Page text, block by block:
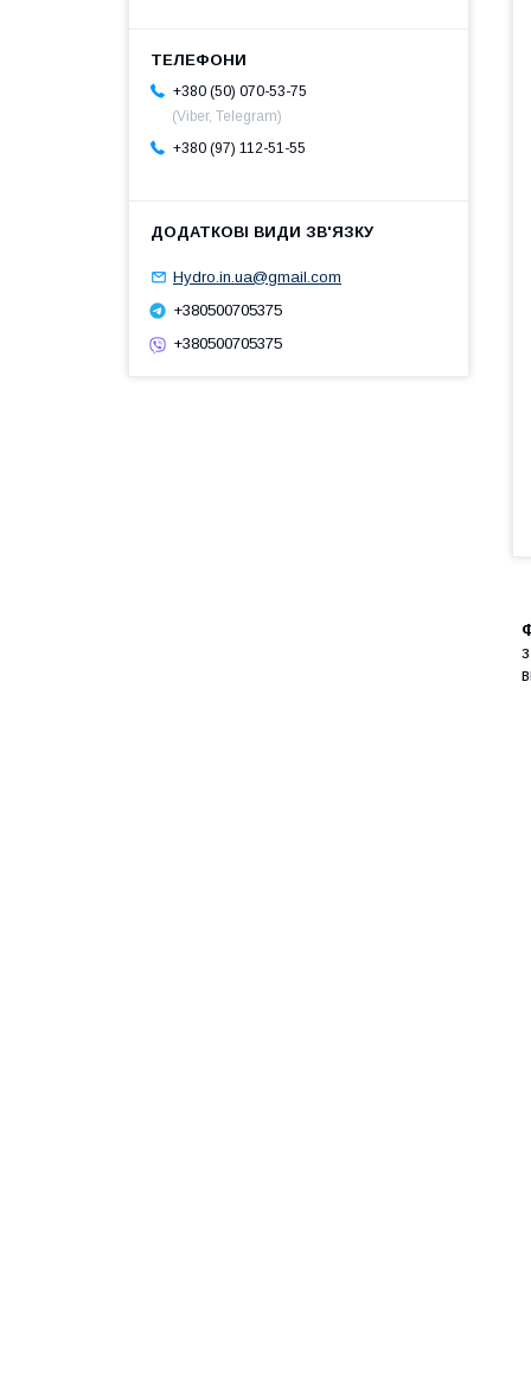
+380 (50) 070-53-75
(Viber, Telegram)
+380 (97) 112-51-55
Hydro.in.ua@gmail.com
+380500705375
+380500705375